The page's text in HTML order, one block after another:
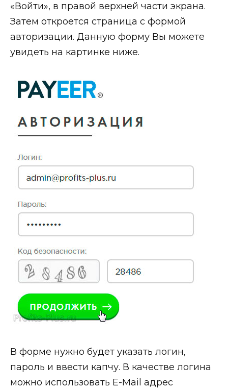
«Войти», в правой верхней части экрана.
Затем откроется страница с формой
авторизации. Данную форму Вы можете
увидеть на картинке ниже.
В форме нужно будет указать логин,
пароль и ввести капчу. В качестве логина
можно использовать E-Mail адрес